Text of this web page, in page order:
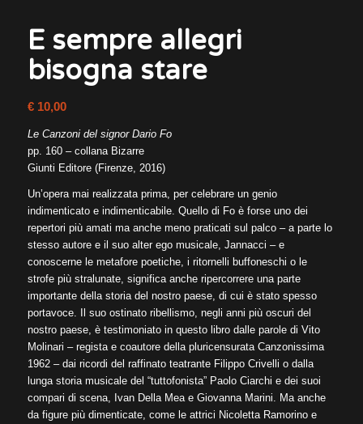
E sempre allegri
bisogna stare
€10,00
Le Canzoni del signor Dario Fo
pp. 160 – collana Bizarre
Giunti Editore (Firenze, 2016)
Un’opera mai realizzata prima, per celebrare un genio
indimenticato e indimenticabile. Quello di Fo è forse uno dei
repertori più amati ma anche meno praticati sul palco – a parte lo
stesso autore e il suo alter ego musicale, Jannacci – e
conoscerne le metafore poetiche, i ritornelli buffoneschi o le
strofe più stralunate, significa anche ripercorrere una parte
importante della storia del nostro paese, di cui è stato spesso
portavoce. Il suo ostinato ribellismo, negli anni più oscuri del
nostro paese, è testimoniato in questo libro dalle parole di Vito
Molinari – regista e coautore della pluricensurata Canzonissima
1962 – dai ricordi del raffinato teatrante Filippo Crivelli o dalla
lunga storia musicale del “tuttofonista” Paolo Ciarchi e dei suoi
compari di scena, Ivan Della Mea e Giovanna Marini. Ma anche
da figure più dimenticate, come le attrici Nicoletta Ramorino e